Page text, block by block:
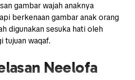
gambar wajah anaknya
berkenaan gambar anak orang
digunakan sesuka hati oleh
waqaf.
Neelofa